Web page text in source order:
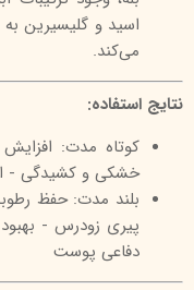
اسید و گلیسیرین
می‌کند.
نتایج استفاده:
کوتاه مدت:
خشکی و کشیدگی -
بلند مدت: حفظ
پیری زودرس -
دفاعی پوست